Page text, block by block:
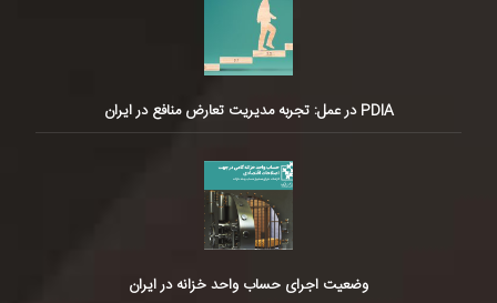
PDIA در عمل: تجربه مدیریت تعارض منافع در ایران
وضعیت اجرای حساب واحد خزانه در ایران